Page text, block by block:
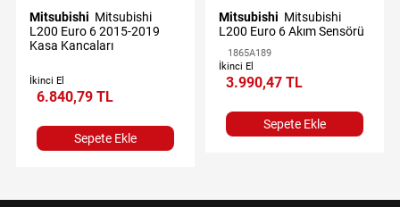
Mitsubishi
L200 Euro 6 2015-2019
Kasa Kancaları
İkinci El
6.840,79 TL
Sepete Ekle
Mitsubishi
L200 Euro 6 Akım Sensörü
1865A189
İkinci El
3.990,47 TL
Sepete Ekle